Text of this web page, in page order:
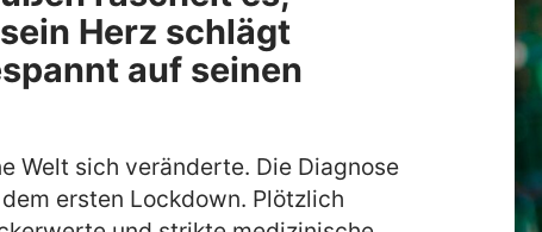
Herz schlägt
auf seinen
Welt sich veränderte. Die Diagnose
ersten Lockdown. Plötzlich